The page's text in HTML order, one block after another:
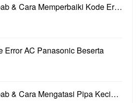
& Cara Memperbaiki Kode Er…
Error AC Panasonic Beserta
& Cara Mengatasi Pipa Keci…